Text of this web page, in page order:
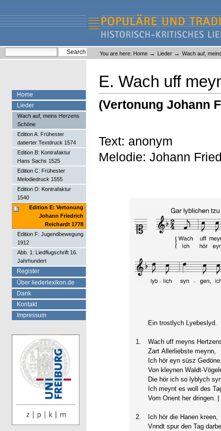
content.
navigation
Liederlexikon
Personal
tools
You are here: Home → Lieder → Wach auf,
E. Wach uff
(Vertonung Johann
Text: anonym
Melodie: Johann
Ein trostlych Lyebeslyd.
1.
Wach uff meyns
Zart Allerliebste meynn,
Ich hör eyn süsz
Von kleynen Waldt-
Die hör ich so lyblych
Ich meynt es woll des
Vom Orient her dringen. |
2.
Ich hör die Hanen kreen,
Vnndt spur den Tag
Home
Lieder
Wach auf, meins Herzens
Schöne
Edition A: Frühester
datierter Textdruck 1574
Edition B: Kontrafaktur
Hans Sachs 1525
Edition C: Frühester
Melodiedruck 1555
Edition D: Kontrafaktur
1540
Edition E: Vertonung
Johann Friedrich
Reichardt 1778
Edition F: Jugendbewegung
1912
Abb. 1: Liedflugschrift 16.
Jahrhundert
Register
Über liederlexikon.de
Dank
Kontakt
Impressum